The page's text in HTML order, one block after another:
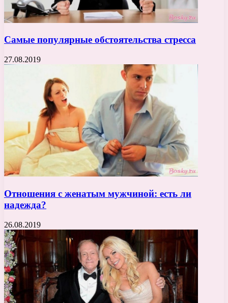
Самые популярные обстоятельства стресса
27.08.2019
Отношения с женатым мужчиной: есть ли
надежда?
26.08.2019